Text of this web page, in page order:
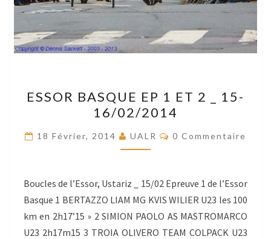
BASQUE
EP
1
ET
15-
16/02/2014
ESSOR BASQUE EP 1 ET 2 _ 15-
16/02/2014
18 Février, 2014 UALR Commentaires
0 Commentaire
Boucles de l’Essor, Ustariz _ 15/02 Epreuve 1 de l’Essor
Basque 1 BERTAZZO LIAM MG KVIS WILIER U23 les 100
km en 2h17’15 » 2 SIMION PAOLO AS MASTROMARCO
U23 2h17m15 3 TROIA OLIVERO TEAM COLPACK U23